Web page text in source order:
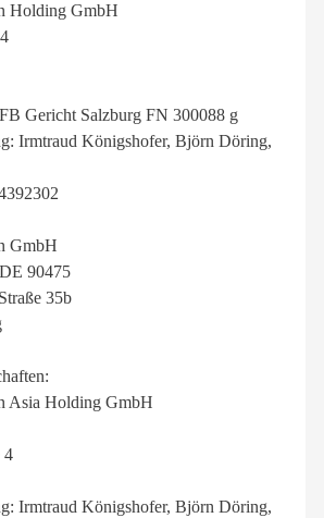
Holding GmbH
Gericht Salzburg FN 300088 g
Irmtraud Königshofer, Björn Döring,
GmbH
BS Nürnberg ׀ DE 90475
35b
Asia Holding GmbH
4
Irmtraud Königshofer, Björn Döring,